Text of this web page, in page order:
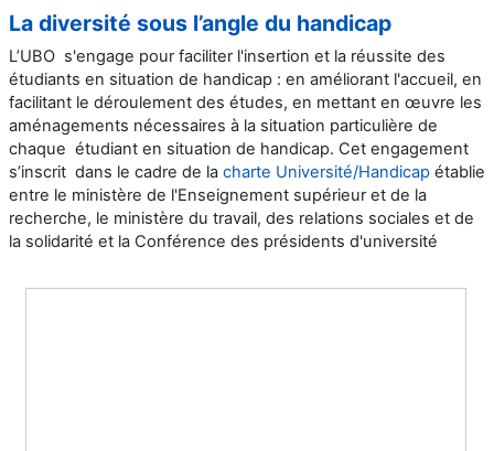
La diversité sous l’angle du handicap
L’UBO s'engage pour faciliter l'insertion et la réussite des
étudiants en situation de handicap : en améliorant l'accueil, en
facilitant le déroulement des études, en mettant en œuvre les
aménagements nécessaires à la situation particulière de
chaque étudiant en situation de handicap. Cet engagement
s’inscrit dans le cadre de la charte Université/Handicap établie
entre le ministère de l'Enseignement supérieur et de la
recherche, le ministère du travail, des relations sociales et de
la solidarité et la Conférence des présidents d'université